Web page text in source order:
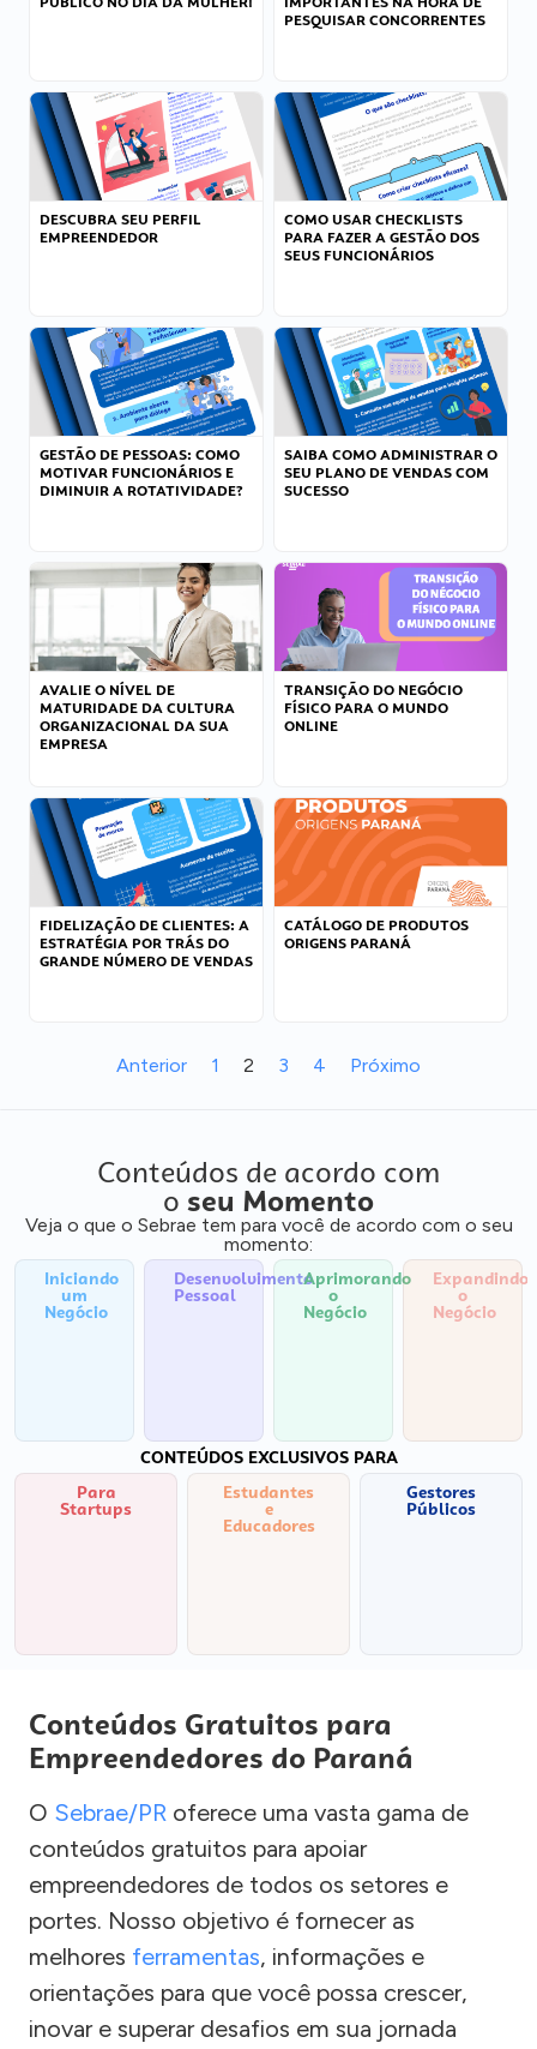
PESQUISAR CONCORRENTES
DESCUBRA SEU PERFIL
EMPREENDEDOR
COMO USAR CHECKLISTS
PARA FAZER A GESTÃO DOS
SEUS FUNCIONÁRIOS
GESTÃO DE PESSOAS: COMO
MOTIVAR FUNCIONÁRIOS E
DIMINUIR A ROTATIVIDADE?
SAIBA COMO ADMINISTRAR O
SEU PLANO DE VENDAS COM
SUCESSO
AVALIE O NÍVEL DE
MATURIDADE DA CULTURA
ORGANIZACIONAL DA SUA
EMPRESA
TRANSIÇÃO DO NEGÓCIO
FÍSICO PARA O MUNDO
ONLINE
FIDELIZAÇÃO DE CLIENTES: A
ESTRATÉGIA POR TRÁS DO
GRANDE NÚMERO DE VENDAS
CATÁLOGO DE PRODUTOS
ORIGENS PARANÁ
Anterior 1 2 3 4 Próximo
Conteúdos de acordo com
o seu Momento
Veja o que o Sebrae tem para você de acordo com o seu
momento:
Iniciando
um
Negócio
Desenvolvimento
Pessoal
Aprimorando
o
Negócio
Expandindo
o
Negócio
CONTEÚDOS EXCLUSIVOS PARA
Para
Startups
Estudantes
e
Educadores
Gestores
Públicos
Conteúdos Gratuitos para
Empreendedores do Paraná
O Sebrae/PR oferece uma vasta gama de
conteúdos gratuitos para apoiar
empreendedores de todos os setores e
portes. Nosso objetivo é fornecer as
melhores ferramentas, informações e
orientações para que você possa crescer,
inovar e superar desafios em sua jornada